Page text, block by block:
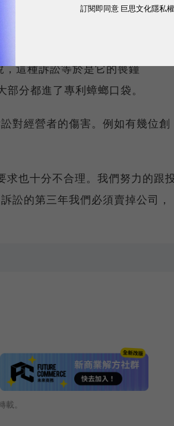
解條件。另外有一些公司同意用
這種訴訟等於是它的喪鐘
分都進了專利蟑螂口袋。
對經營者的傷害。例如有幾位創
求也十分不合理。我們努力的跟
訟的第三年我們必須賣掉公司，
。
訂閱即同意 巨思文化隱私